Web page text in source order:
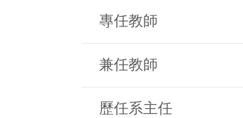
專任教師
兼任教師
歷任系主任